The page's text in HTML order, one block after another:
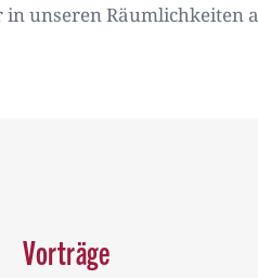
unseren Räumlichkeiten
Vorträge